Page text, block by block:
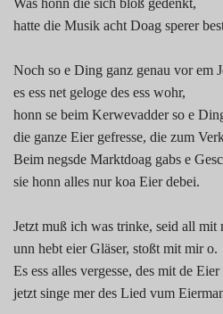
Was honn die sich bloß gedenkt,
hatte die Musik acht Doag sperer
Noch so e Ding ganz genau vor em
es ess net geloge des ess wohr,
honn se beim Kerwevadder so e
die ganze Eier gefresse, die zum
Beim negsde Marktdoag gabs e
sie honn alles nur koa Eier debei.
Jetzt muß ich was trinke, seid all mit
unn hebt eier Gläser, stoßt mit mir o.
Es ess alles vergesse, des mit de
jetzt singe mer des Lied vum